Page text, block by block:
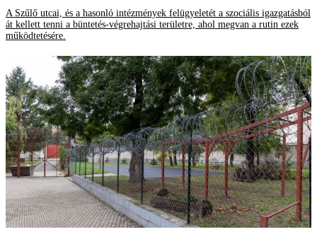
A Szűlő utcai, és a hasonló intézmények felügyeletét a szociális igazgatásból
át kellett tenni a büntetés-végrehajtási területre, ahol megvan a rutin ezek
működtetésére.